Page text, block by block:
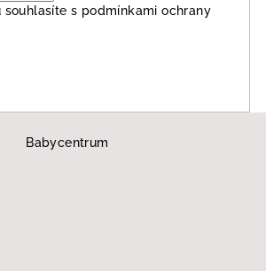
souhlasíte s podmínkami ochrany
Babycentrum